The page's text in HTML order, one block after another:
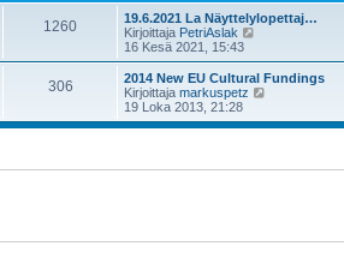
1260
19.6.2021 La Näyttelylopettaj…
Kirjoittaja PetriAslak
y
t
ä
u
s
v
i
16 Kesä 2021, 15:43
306
2014 New EU Cultural Fundings
Kirjoittaja markuspetz
y
19 Loka 2013, 21:28